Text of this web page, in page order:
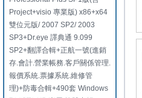
Project+visio 專業版) x86+x64
雙位元版/ 2007 SP2/ 2003
SP3+Dr.eye 譯典通 9.099
SP2+翻譯合輯+正航一號(進銷
存.會計.營業帳務.客戶關係管理.
報價系統.票據系統.維修管
理)+防毒合輯+490套 Windows